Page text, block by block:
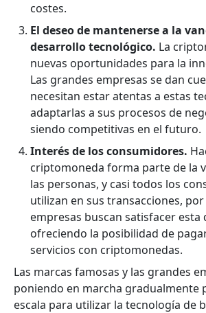
costes.
El deseo de mantenerse a la
desarrollo tecnológico. La
nuevas oportunidades para la
Las grandes empresas se dan
necesitan estar atentas a estas
adaptarlas a sus procesos de
siendo competitivas en el futuro.
Interés de los consumidores.
criptomoneda forma parte de la
las personas, y casi todos los
utilizan en sus transacciones,
empresas buscan satisfacer esta
ofreciendo la posibilidad de
servicios con criptomonedas.
Las marcas famosas y las grandes
poniendo en marcha gradualmente
escala para utilizar la tecnología de